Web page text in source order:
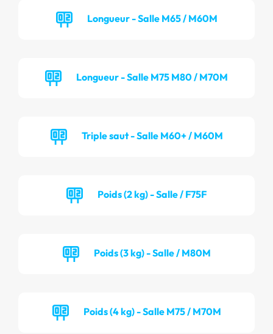
Longueur - Salle M65 / M60M
Longueur - Salle M75 M80 / M70M
Triple saut - Salle M60+ / M60M
Poids (2 kg) - Salle / F75F
Poids (3 kg) - Salle / M80M
Poids (4 kg) - Salle M75 / M70M